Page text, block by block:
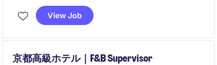
ホスピタリティスキルの両方を活かせるポジションで
す。
View Job
京都高級ホテル｜F&B Supervisor